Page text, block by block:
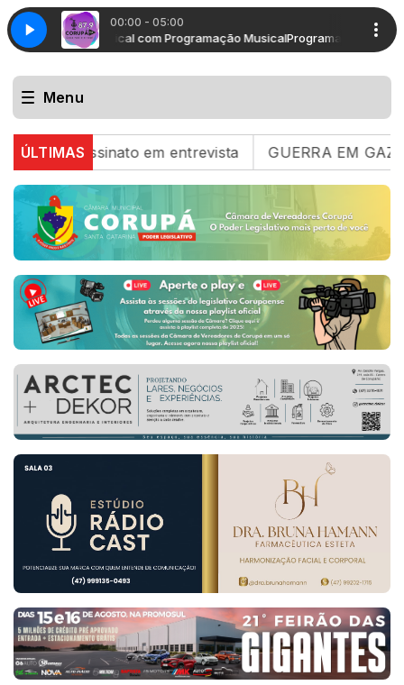
00:00 - 05:00
Musical com Programação MusicalProgramação Musical
Menu
ÚLTIMASem entrevista GUERRA EM GAZA Israel